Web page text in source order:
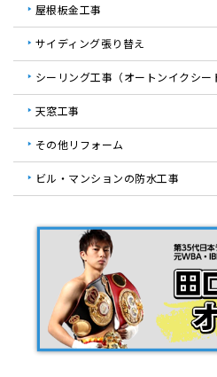
屋根板金工事
サイディング張り替え
シーリング工事（オートンイクシー
天窓工事
その他リフォーム
ビル・マンションの防水工事